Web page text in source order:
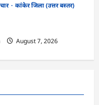
कांकेर जिला (उत्तर बस्तर)
August 7, 2026